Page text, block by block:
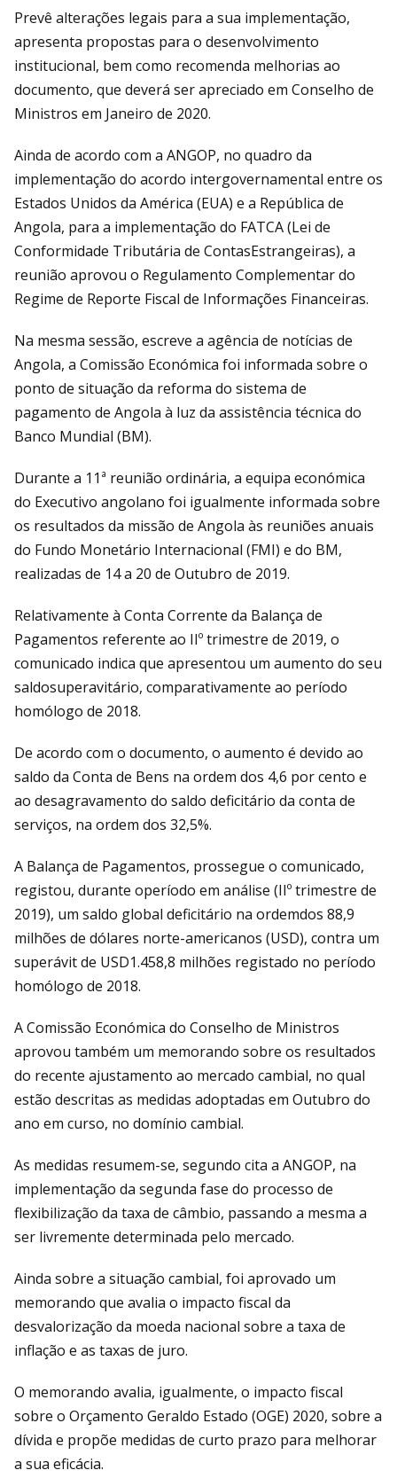
Prevê alterações legais para a sua implementação,
apresenta propostas para o desenvolvimento
institucional, bem como recomenda melhorias ao
documento, que deverá ser apreciado em Conselho de
Ministros em Janeiro de 2020.
Ainda de acordo com a ANGOP, no quadro da
implementação do acordo intergovernamental entre os
Estados Unidos da América (EUA) e a República de
Angola, para a implementação do FATCA (Lei de
Conformidade Tributária de ContasEstrangeiras), a
reunião aprovou o Regulamento Complementar do
Regime de Reporte Fiscal de Informações Financeiras.
Na mesma sessão, escreve a agência de notícias de
Angola, a Comissão Económica foi informada sobre o
ponto de situação da reforma do sistema de
pagamento de Angola à luz da assistência técnica do
Banco Mundial (BM).
Durante a 11ª reunião ordinária, a equipa económica
do Executivo angolano foi igualmente informada sobre
os resultados da missão de Angola às reuniões anuais
do Fundo Monetário Internacional (FMI) e do BM,
realizadas de 14 a 20 de Outubro de 2019.
Relativamente à Conta Corrente da Balança de
Pagamentos referente ao IIº trimestre de 2019, o
comunicado indica que apresentou um aumento do seu
saldosuperavitário, comparativamente ao período
homólogo de 2018.
De acordo com o documento, o aumento é devido ao
saldo da Conta de Bens na ordem dos 4,6 por cento e
ao desagravamento do saldo deficitário da conta de
serviços, na ordem dos 32,5%.
A Balança de Pagamentos, prossegue o comunicado,
registou, durante operíodo em análise (IIº trimestre de
2019), um saldo global deficitário na ordemdos 88,9
milhões de dólares norte-americanos (USD), contra um
superávit de USD1.458,8 milhões registado no período
homólogo de 2018.
A Comissão Económica do Conselho de Ministros
aprovou também um memorando sobre os resultados
do recente ajustamento ao mercado cambial, no qual
estão descritas as medidas adoptadas em Outubro do
ano em curso, no domínio cambial.
As medidas resumem-se, segundo cita a ANGOP, na
implementação da segunda fase do processo de
flexibilização da taxa de câmbio, passando a mesma a
ser livremente determinada pelo mercado.
Ainda sobre a situação cambial, foi aprovado um
memorando que avalia o impacto fiscal da
desvalorização da moeda nacional sobre a taxa de
inflação e as taxas de juro.
O memorando avalia, igualmente, o impacto fiscal
sobre o Orçamento Geraldo Estado (OGE) 2020, sobre a
dívida e propõe medidas de curto prazo para melhorar
a sua eficácia.